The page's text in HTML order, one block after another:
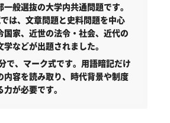
一般選抜の大学内共通問題です。
は、文章問題と史料問題を中心
国家、近世の法令・社会、近代の
などが出題されました。
で、マーク式です。用語暗記だけ
内容を読み取り、時代背景や制度
が必要です。